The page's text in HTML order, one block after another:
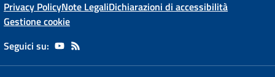
Privacy PolicyNote LegaliDichiarazioni di accessibilità
Gestione cookie
Seguici su: